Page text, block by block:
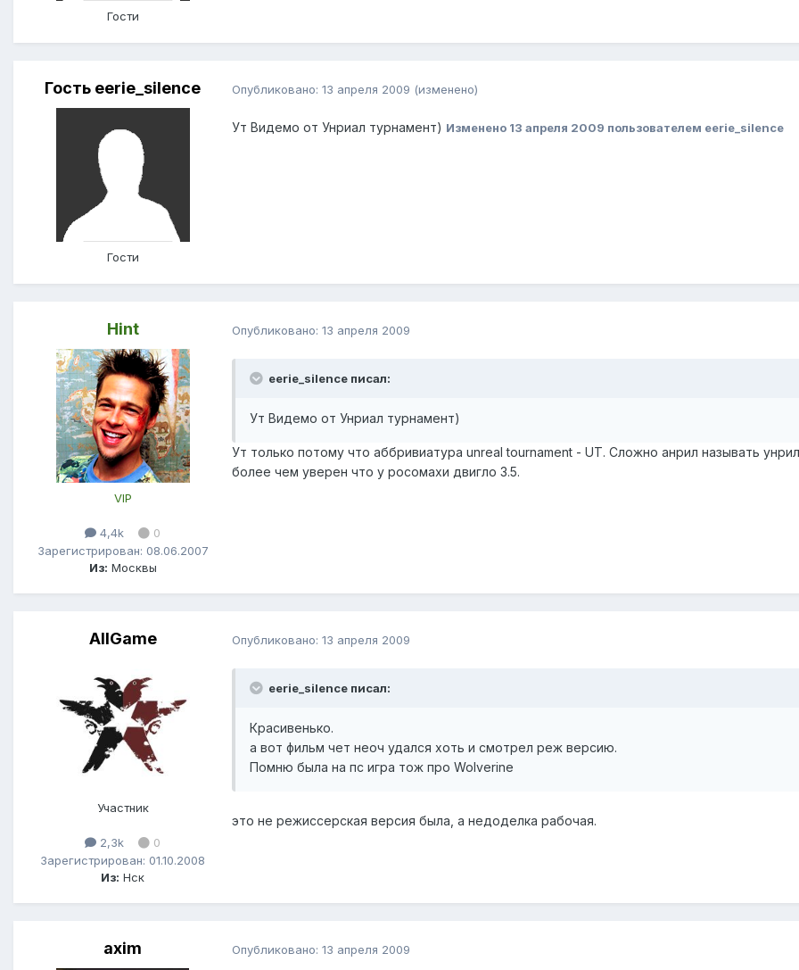
Гости
Гость eerie_silence
Гости
Опубликовано: 13 апреля 2009 (изменено)
Ут Видемо от Унриал турнамент) Изменено 13 апреля 2009 пользователем eerie_silence
Hint
VIP
4,4k
0
Зарегистрирован: 08.06.2007
Из: Москвы
Опубликовано: 13 апреля 2009
eerie_silence писал:
Ут Видемо от Унриал турнамент)
Ут только потому что аббривиатура unreal tournament - UT. Сложно анрил называть
более чем уверен что у росомахи двигло 3.5.
AllGame
Участник
2,3k
0
Зарегистрирован: 01.10.2008
Из: Нск
Опубликовано: 13 апреля 2009
eerie_silence писал:
Красивенько.
а вот фильм чет неоч удался хоть и смотрел реж версию.
Помню была на пс игра тож про Wolverine
это не режиссерская версия была, а недоделка рабочая.
axim Опубликовано: 13 апреля 2009